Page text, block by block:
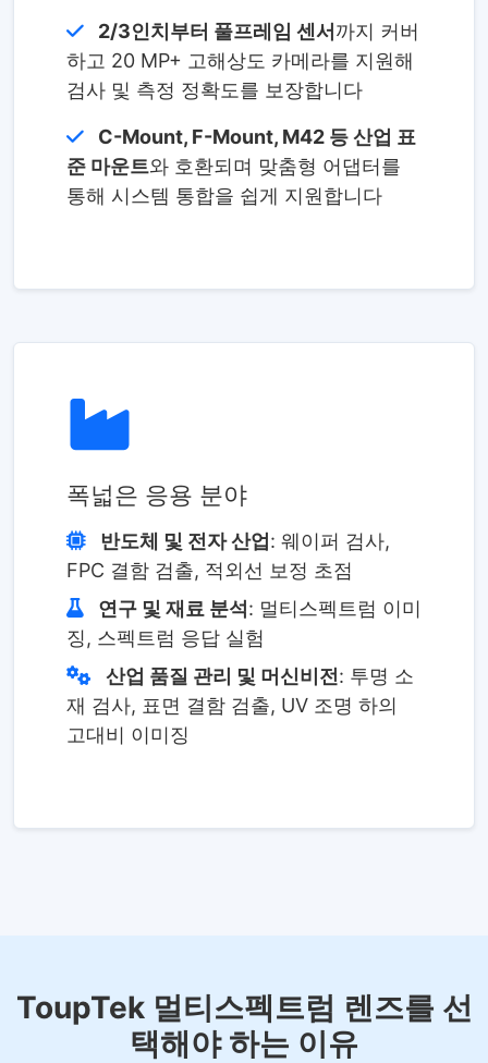
2/3인치부터 풀프레임 센서까지 커버
하고 20 MP+ 고해상도 카메라를 지원해
검사 및 측정 정확도를 보장합니다
C-Mount, F-Mount, M42 등 산업 표
준 마운트와 호환되며 맞춤형 어댑터를
통해 시스템 통합을 쉽게 지원합니다
폭넓은 응용 분야
반도체 및 전자 산업: 웨이퍼 검사,
FPC 결함 검출, 적외선 보정 초점
연구 및 재료 분석: 멀티스펙트럼 이미
징, 스펙트럼 응답 실험
산업 품질 관리 및 머신비전: 투명 소
재 검사, 표면 결함 검출, UV 조명 하의
고대비 이미징
ToupTek 멀티스펙트럼 렌즈를 선
택해야 하는 이유